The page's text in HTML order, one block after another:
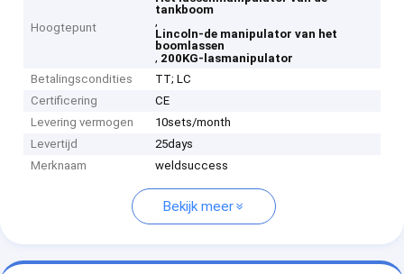
Hoogtepunt
tankboom
,
Lincoln-de manipulator van het
boomlassen
, 200KG-lasmanipulator
Betalingscondities
TT; LC
Certificering
CE
Levering vermogen
10sets/month
Levertijd
25days
Merknaam
weldsuccess
Bekijk meer